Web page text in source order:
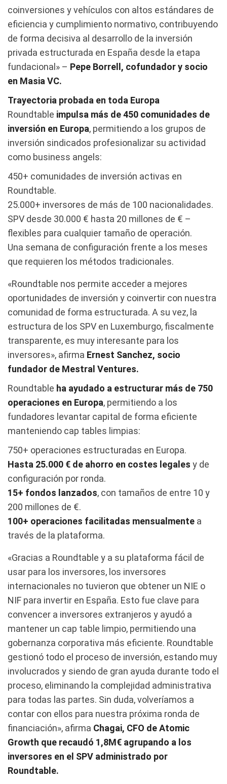
coinversiones y vehículos con altos estándares de
eficiencia y cumplimiento normativo, contribuyendo
de forma decisiva al desarrollo de la inversión
privada estructurada en España desde la etapa
fundacional» – Pepe Borrell, cofundador y socio
en Masia VC.
Trayectoria probada en toda Europa
Roundtable impulsa más de 450 comunidades de
inversión en Europa, permitiendo a los grupos de
inversión sindicados profesionalizar su actividad
como business angels:
450+ comunidades de inversión activas en
Roundtable.
25.000+ inversores de más de 100 nacionalidades.
SPV desde 30.000 € hasta 20 millones de € –
flexibles para cualquier tamaño de operación.
Una semana de configuración frente a los meses
que requieren los métodos tradicionales.
«Roundtable nos permite acceder a mejores
oportunidades de inversión y coinvertir con nuestra
comunidad de forma estructurada. A su vez, la
estructura de los SPV en Luxemburgo, fiscalmente
transparente, es muy interesante para los
inversores», afirma Ernest Sanchez, socio
fundador de Mestral Ventures.
Roundtable ha ayudado a estructurar más de 750
operaciones en Europa, permitiendo a los
fundadores levantar capital de forma eficiente
manteniendo cap tables limpias:
750+ operaciones estructuradas en Europa.
Hasta 25.000 € de ahorro en costes legales y de
configuración por ronda.
15+ fondos lanzados, con tamaños de entre 10 y
200 millones de €.
100+ operaciones facilitadas mensualmente a
través de la plataforma.
«Gracias a Roundtable y a su plataforma fácil de
usar para los inversores, los inversores
internacionales no tuvieron que obtener un NIE o
NIF para invertir en España. Esto fue clave para
convencer a inversores extranjeros y ayudó a
mantener un cap table limpio, permitiendo una
gobernanza corporativa más eficiente. Roundtable
gestionó todo el proceso de inversión, estando muy
involucrados y siendo de gran ayuda durante todo el
proceso, eliminando la complejidad administrativa
para todas las partes. Sin duda, volveríamos a
contar con ellos para nuestra próxima ronda de
financiación», afirma Chagai, CFO de Atomic
Growth que recaudó 1,8M€ agrupando a los
inversores en el SPV administrado por
Roundtable.